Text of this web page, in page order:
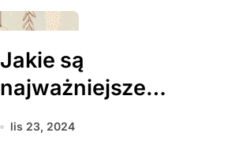
Jakie są
najważniejsze
elementy
lis 23, 2024